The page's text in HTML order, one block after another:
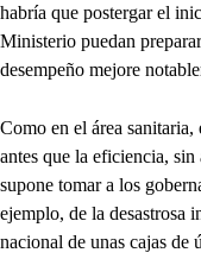
habría que postergar el
Ministerio puedan
desempeño mejore
Como en el área
antes que la eficiencia,
supone tomar a los
ejemplo, de la desastrosa
nacional de unas cajas de